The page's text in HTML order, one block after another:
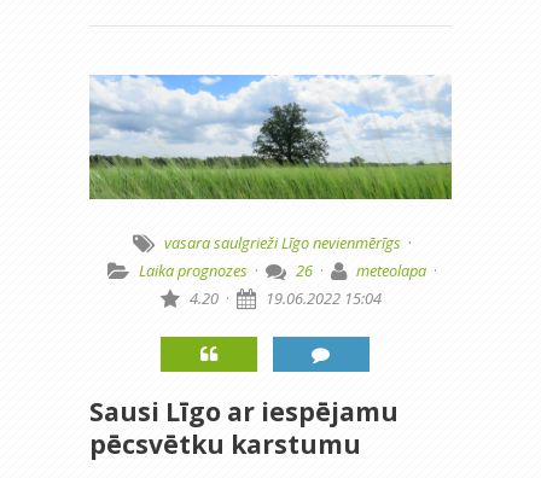
vasarasaulgriežiLīgonevienmērīgs ·
Laika prognozes · 26 · meteolapa ·
4.20 · 19.06.2022 15:04
Sausi Līgo ar iespējamu
pēcsvētku karstumu